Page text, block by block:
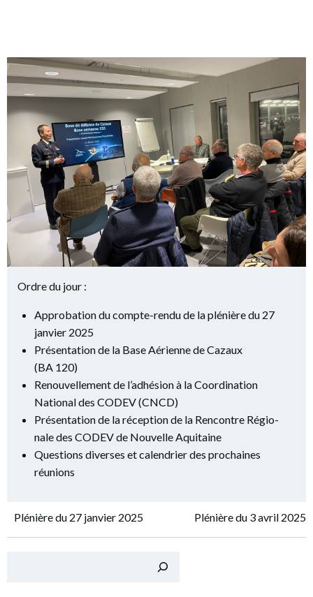
Ordre du jour :
Appro­ba­tion du compte-ren­du de la plé­nière du 27
jan­vier 2025
Pré­sen­ta­tion de la Base Aérienne de Cazaux
(BA 120)
Renou­vel­le­ment de l’adhé­sion à la Coor­di­na­tion
Natio­nal des CODEV (CNCD)
Pré­sen­ta­tion de la récep­tion de la Ren­contre Régio­
nale des CODEV de Nou­velle Aquitaine
Ques­tions diverses et calen­drier des pro­chaines
réunions
Navigation
Plé­nière du 27 jan­vier 2025
Navigation
de
Plé­nière du 3 avril 2025